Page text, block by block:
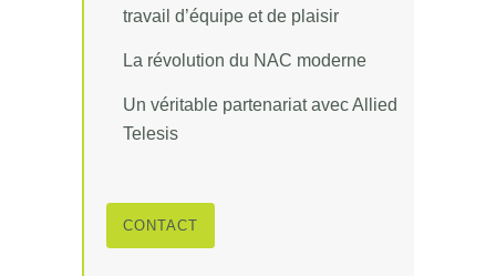
travail d’équipe et de plaisir
La révolution du NAC moderne
Un véritable partenariat avec Allied
Telesis
CONTACT